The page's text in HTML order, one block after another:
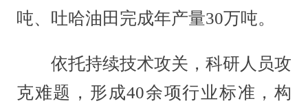
吨、吐哈油田完成年产量30万吨。
依托持续技术攻关，科研人员攻
克难题，形成40余项行业标准，构